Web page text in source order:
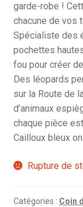
garde-robe !
chacune de vos
Spécialiste des
pochettes
fou pour créer
Des léopards
sur la Route de
d’animaux
chaque pièce
Cailloux bleux
Rupture de
Catégories : Coin